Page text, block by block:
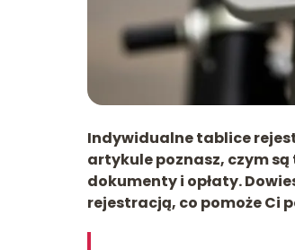
Indywidualne tablice
artykule poznasz, czym
dokumenty i opłaty.
rejestracją, co pomoże Ci